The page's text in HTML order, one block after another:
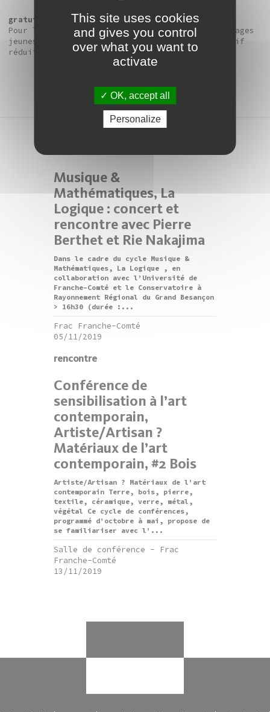
gratuit
Pour les Amis du Frac Franche-Comté,Carte avantages
jeunes : une séance gratuite au choix, puis tarif
réduit
Musique &
Mathématiques, La
Logique : concert et
rencontre avec Pierre
Berthet et Rie Nakajima
Dans le cadre du cycle Musique &
Mathématiques, La Logique , en
collaboration avec l’Université de
Franche-Comté et le Conservatoire à
Rayonnement Régional du Grand Besançon
> 16h30 (durée :...
Frac Franche-Comté
05/11/2019
rencontre
Conférence de
sensibilisation à l’art
contemporain,
Artiste/Artisan ?
Matériaux de l’art
contemporain, #2 Bois
Artiste/Artisan ? Matériaux de l’art
contemporain Terre, bois, pierre,
textile, céramique, verre, métal,
végétal Ce cycle de conférences,
programmé d’octobre à mai, propose de
se familiariser avec l’...
Salle de conférence - Frac
Franche-Comté
13/11/2019
This site uses cookies
and gives you control
over what you want to
activate
OK, accept all
Personalize